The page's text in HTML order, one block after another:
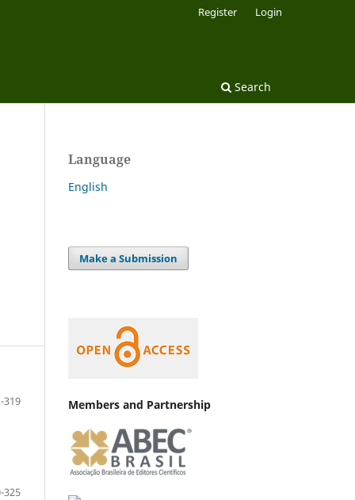
Search
Register Login
319
325
Language
English
Make a Submission
Members and Partnership